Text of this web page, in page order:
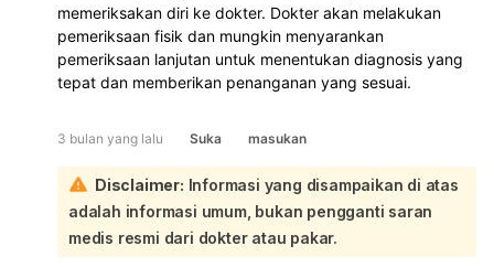
memeriksakan diri ke dokter. Dokter akan melakukan
pemeriksaan fisik dan mungkin menyarankan
pemeriksaan lanjutan untuk menentukan diagnosis yang
tepat dan memberikan penanganan yang sesuai.
3 bulan yang lalu Suka masukan
Disclaimer: Informasi yang disampaikan di atas
adalah informasi umum, bukan pengganti saran
medis resmi dari dokter atau pakar.